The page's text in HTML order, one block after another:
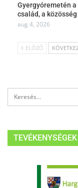
Gyergyóremetén
család, a
aug 4, 2026
ELŐZŐ
TEVÉKENYSÉGEK